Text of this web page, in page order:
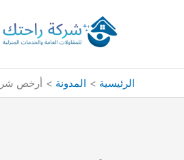
الرئيسية المدونة أرخص